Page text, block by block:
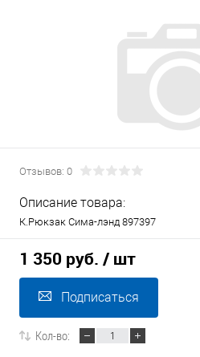
Отзывов: 0
Описание товара:
К.Рюкзак Сима-лэнд 897397
1 350 руб. / шт
Подписаться
Кол-во: